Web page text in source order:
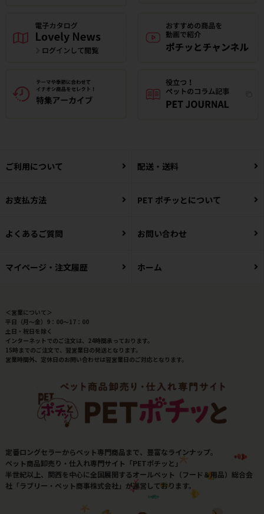
ご利用について 配送・送料
お支払方法 PET ポチッとについて
よくあるご質問 お問い合わせ
マイページ・注文履歴 ホーム
＜営業について＞
平日（月～金）9：00～17：00
土日・祝日を除く
インターネットでのご注文は、24時間承っております。
15時までのご注文で、翌営業日の発送となります。
営業時間外、定休日のお問い合わせは翌営業日のご対応となります。
定番ロングセラーからペット専門商品まで、豊富なラインナップ。
ペット商品卸売り・仕入れ専門サイト「PETポチッと」
半世紀以上、関西を中心に全国展開するオールペット（フード＆用品）総合会
社「ラブリー・ペット商事株式会社」が運営しております。